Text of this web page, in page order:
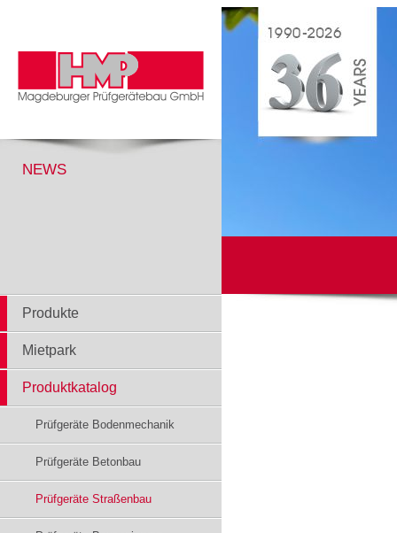
NEWS
Produkte
Mietpark
Produktkatalog
Prüfgeräte Bodenmechanik
Prüfgeräte Betonbau
Prüfgeräte Straßenbau